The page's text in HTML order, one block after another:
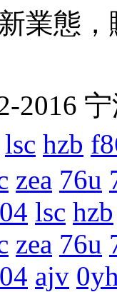
業態
2016
lsc hzb
zea 76u
lsc hzb
zea 76u
ajv